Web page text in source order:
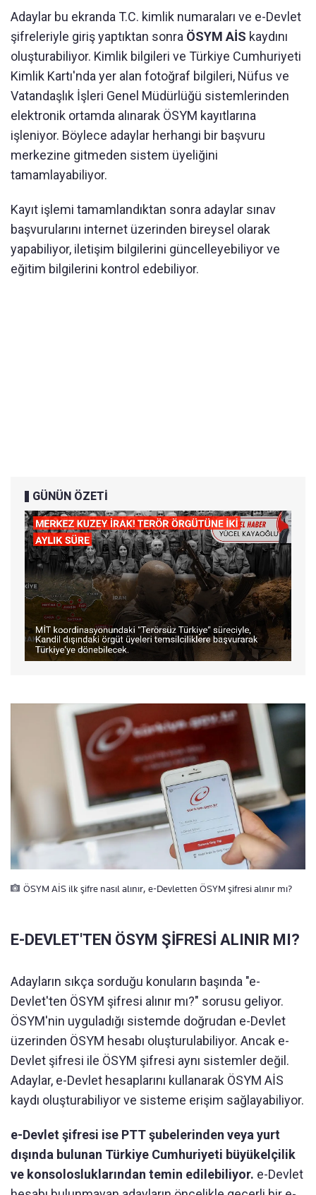
Adaylar bu ekranda T.C. kimlik numaraları ve e-Devlet
şifreleriyle giriş yaptıktan sonra ÖSYM AİS kaydını
oluşturabiliyor. Kimlik bilgileri ve Türkiye Cumhuriyeti
Kimlik Kartı'nda yer alan fotoğraf bilgileri, Nüfus ve
Vatandaşlık İşleri Genel Müdürlüğü sistemlerinden
elektronik ortamda alınarak ÖSYM kayıtlarına
işleniyor. Böylece adaylar herhangi bir başvuru
merkezine gitmeden sistem üyeliğini
tamamlayabiliyor.
Kayıt işlemi tamamlandıktan sonra adaylar sınav
başvurularını internet üzerinden bireysel olarak
yapabiliyor, iletişim bilgilerini güncelleyebiliyor ve
eğitim bilgilerini kontrol edebiliyor.
GÜNÜN ÖZETİ
ÖSYM AİS ilk şifre nasıl alınır, e-Devletten ÖSYM şifresi alınır mı?
E-DEVLET'TEN ÖSYM ŞİFRESİ ALINIR MI?
Adayların sıkça sorduğu konuların başında "e-
Devlet'ten ÖSYM şifresi alınır mı?" sorusu geliyor.
ÖSYM'nin uyguladığı sistemde doğrudan e-Devlet
üzerinden ÖSYM hesabı oluşturulabiliyor. Ancak e-
Devlet şifresi ile ÖSYM şifresi aynı sistemler değil.
Adaylar, e-Devlet hesaplarını kullanarak ÖSYM AİS
kaydı oluşturabiliyor ve sisteme erişim sağlayabiliyor.
e-Devlet şifresi ise PTT şubelerinden veya yurt
dışında bulunan Türkiye Cumhuriyeti büyükelçilik
ve konsolosluklarından temin edilebiliyor. e-Devlet